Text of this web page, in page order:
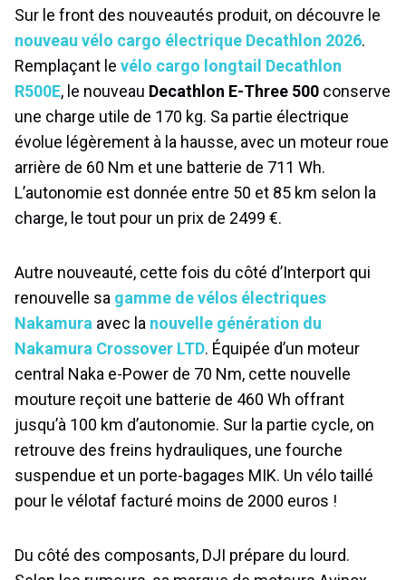
Sur le front des nouveautés produit, on découvre le
nouveau vélo cargo électrique Decathlon 2026.
Remplaçant le vélo cargo longtail Decathlon
R500E, le nouveau Decathlon E-Three 500 conserve
une charge utile de 170 kg. Sa partie électrique
évolue légèrement à la hausse, avec un moteur roue
arrière de 60 Nm et une batterie de 711 Wh.
L’autonomie est donnée entre 50 et 85 km selon la
charge, le tout pour un prix de 2499 €.
Autre nouveauté, cette fois du côté d’Interport qui
renouvelle sa gamme de vélos électriques
Nakamura avec la nouvelle génération du
Nakamura Crossover LTD. Équipée d’un moteur
central Naka e-Power de 70 Nm, cette nouvelle
mouture reçoit une batterie de 460 Wh offrant
jusqu’à 100 km d’autonomie. Sur la partie cycle, on
retrouve des freins hydrauliques, une fourche
suspendue et un porte-bagages MIK. Un vélo taillé
pour le vélotaf facturé moins de 2000 euros !
Du côté des composants, DJI prépare du lourd.